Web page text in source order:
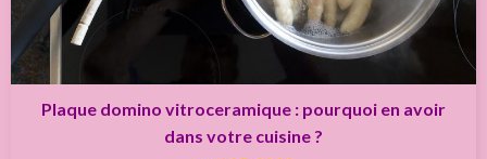
Plaque domino vitroceramique : pourquoi en avoir
dans votre cuisine ?